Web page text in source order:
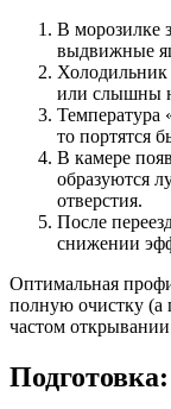
В морозилке
выдвижные
Холодильник
или слышны
Температура
то портятся
В камере
образуются
отверстия.
После
снижении
Оптимальная
полную очистку (а
частом
Подготовка: